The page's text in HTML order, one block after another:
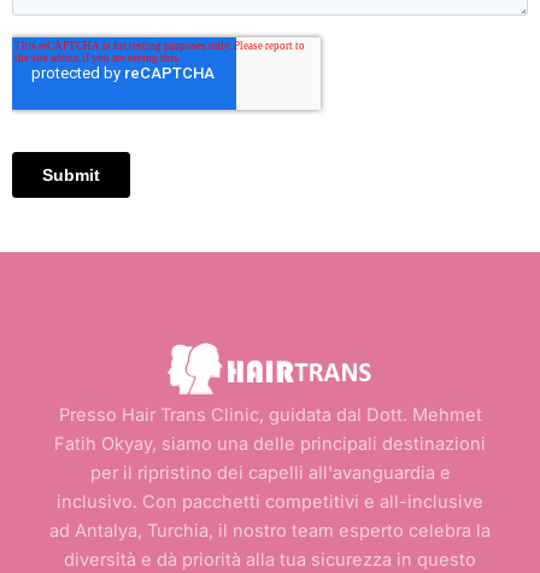
Presso Hair Trans Clinic, guidata dal Dott. Mehmet
Fatih Okyay, siamo una delle principali destinazioni
per il ripristino dei capelli all'avanguardia e
inclusivo. Con pacchetti competitivi e all-inclusive
ad Antalya, Turchia, il nostro team esperto celebra la
diversità e dà priorità alla tua sicurezza in questo